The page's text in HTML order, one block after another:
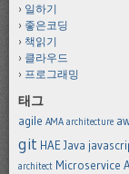
일하기
좋은코딩
책읽기
클라우드
프로그래밍
태그
agile AMA architecture
git HAE Java
architect Microservice